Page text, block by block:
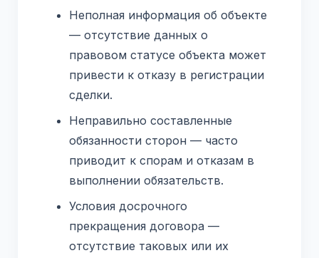
Неполная информация об объекте
— отсутствие данных о
правовом статусе объекта может
привести к отказу в регистрации
сделки.
Неправильно составленные
обязанности сторон — часто
приводит к спорам и отказам в
выполнении обязательств.
Условия досрочного
прекращения договора —
отсутствие таковых или их